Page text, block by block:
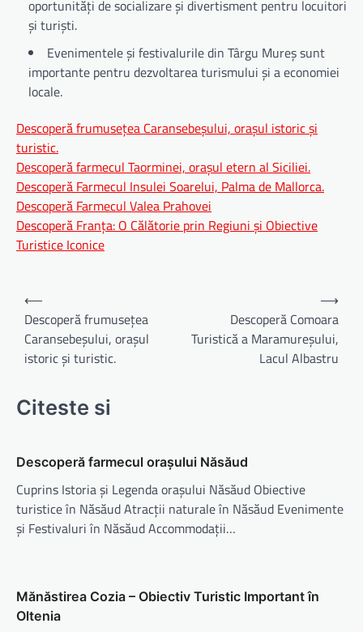
oportunități de socializare și divertisment pentru locuitori
și turiști.
Evenimentele și festivalurile din Târgu Mureș sunt
importante pentru dezvoltarea turismului și a economiei
locale.
Descoperă frumusețea Caransebeșului, orașul istoric și
turistic.
Descoperă farmecul Taorminei, orașul etern al Siciliei.
Descoperă Farmecul Insulei Soarelui, Palma de Mallorca.
Descoperă Farmecul Valea Prahovei
Descoperă Franța: O Călătorie prin Regiuni și Obiective
Turistice Iconice
Navigare
în
articole
⟵
Descoperă frumusețea
Caransebeșului, orașul
istoric și turistic.
Descoperă Comoara
Turistică a Maramureșului,
Lacul Albastru
⟶
Citeste si
Descoperă farmecul orașului Năsăud
Cuprins Istoria și Legenda orașului Năsăud Obiective
turistice în Năsăud Atracții naturale în Năsăud Evenimente
și Festivaluri în Năsăud Accommodații…
Mănăstirea Cozia – Obiectiv Turistic Important în
Oltenia